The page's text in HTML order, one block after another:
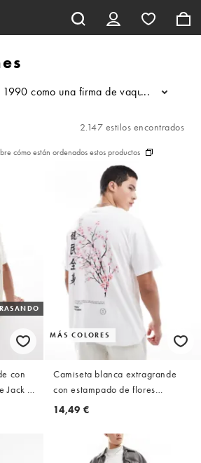
como una firma de vaqueros, hoy
...
2.147 estilos encontrados
cómo están ordenados estos productos
con
&
MÁS COLORES
Camiseta blanca extragrande
con estampado de flores
japonesas de Jack & Jones
14,49 €